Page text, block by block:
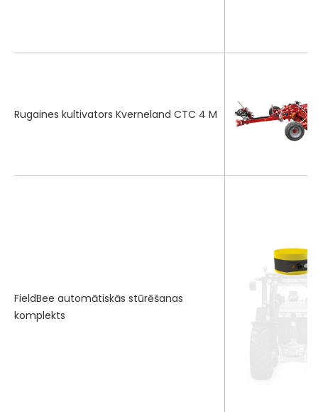
Rugaines kultivators Kverneland CTC 4 M
FieldBee automātiskās stūrēšanas
komplekts